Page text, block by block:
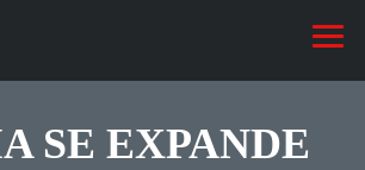
SE EXPANDE